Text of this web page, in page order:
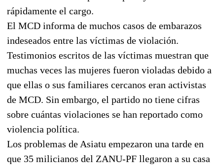
rápidamente el cargo.
El MCD informa de muchos casos de embarazos
indeseados entre las víctimas de violación.
Testimonios escritos de las víctimas muestran que
muchas veces las mujeres fueron violadas debido a
que ellas o sus familiares cercanos eran activistas
de MCD. Sin embargo, el partido no tiene cifras
sobre cuántas violaciones se han reportado como
violencia política.
Los problemas de Asiatu empezaron una tarde en
que 35 milicianos del ZANU-PF llegaron a su casa